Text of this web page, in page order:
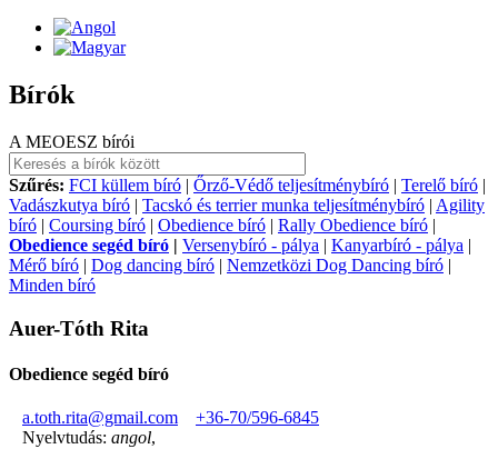
Bírók
A MEOESZ bírói
Szűrés: FCI küllem bíró | Őrző-Védő teljesítménybíró | Terelő bíró |
Vadászkutya bíró | Tacskó és terrier munka teljesítménybíró | Agility
bíró | Coursing bíró | Obedience bíró | Rally Obedience bíró |
Obedience segéd bíró | Versenybíró - pálya | Kanyarbíró - pálya |
Mérő bíró | Dog dancing bíró | Nemzetközi Dog Dancing bíró |
Minden bíró
Auer-Tóth Rita
Obedience segéd bíró
a.toth.rita@gmail.com
+36-70/596-6845
Nyelvtudás: angol,